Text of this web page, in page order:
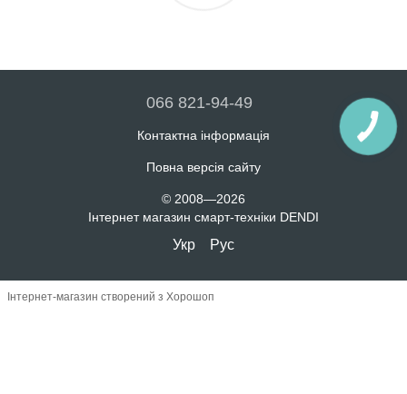
066 821-94-49
Контактна інформація
Повна версія сайту
© 2008—2026
Інтернет магазин смарт-техніки DENDI
Укр Рус
Інтернет-магазин створений з Хорошоп